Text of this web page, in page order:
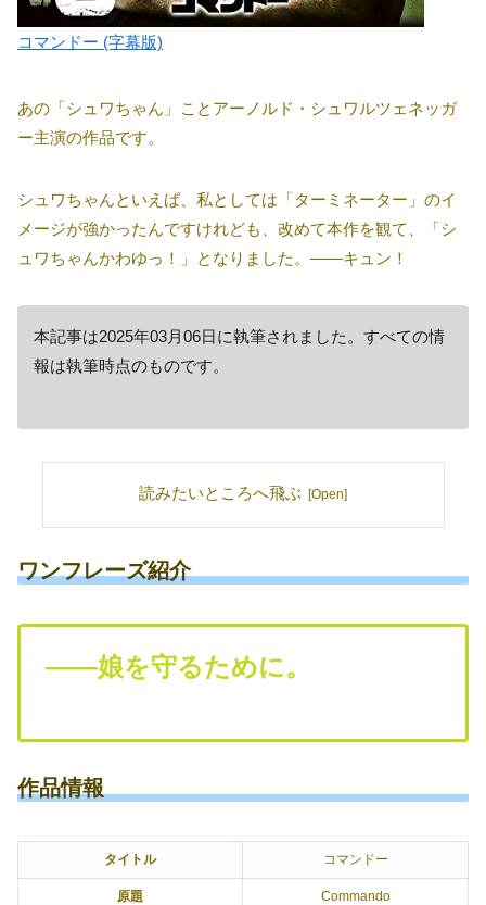
コマンドー (字幕版)
あの「シュワちゃん」ことアーノルド・シュワルツェネッガ
ー主演の作品です。
シュワちゃんといえば、私としては「ターミネーター」のイ
メージが強かったんですけれども、改めて本作を観て、「シ
ュワちゃんかわゆっ！」となりました。――キュン！
本記事は2025年03月06日に執筆されました。すべての情
報は執筆時点のものです。
読みたいところへ飛ぶ
ワンフレーズ紹介
――娘を守るために。
作品情報
タイトル コマンドー
原題 Commando